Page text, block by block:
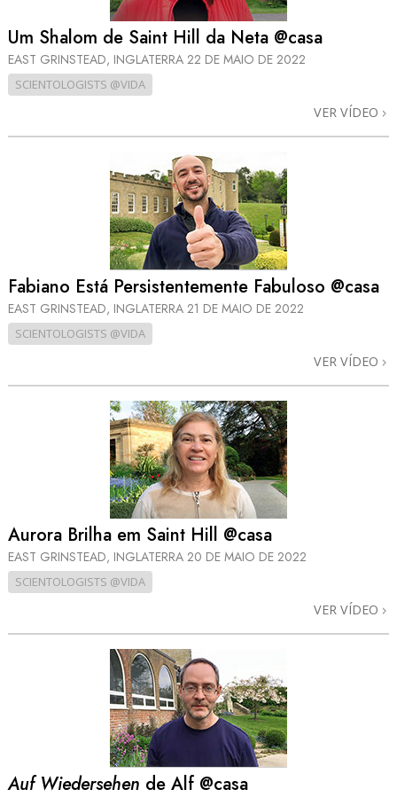
Um Shalom de Saint Hill da Neta @casa
EAST GRINSTEAD, INGLATERRA 22 DE MAIO DE 2022
SCIENTOLOGISTS @VIDA
VER VÍDEO
Fabiano Está Persistentemente Fabuloso @casa
EAST GRINSTEAD, INGLATERRA 21 DE MAIO DE 2022
SCIENTOLOGISTS @VIDA
VER VÍDEO
Aurora Brilha em Saint Hill @casa
EAST GRINSTEAD, INGLATERRA 20 DE MAIO DE 2022
SCIENTOLOGISTS @VIDA
VER VÍDEO
Auf Wiedersehen de Alf @casa